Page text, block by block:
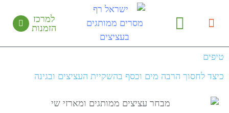
למרכז
הזמנות
טיפים
כיצד לחסוך הרבה מים וכסף בהשקיית העציצים ובגינה